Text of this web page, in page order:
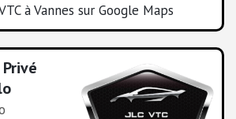
à Vannes sur Google Maps